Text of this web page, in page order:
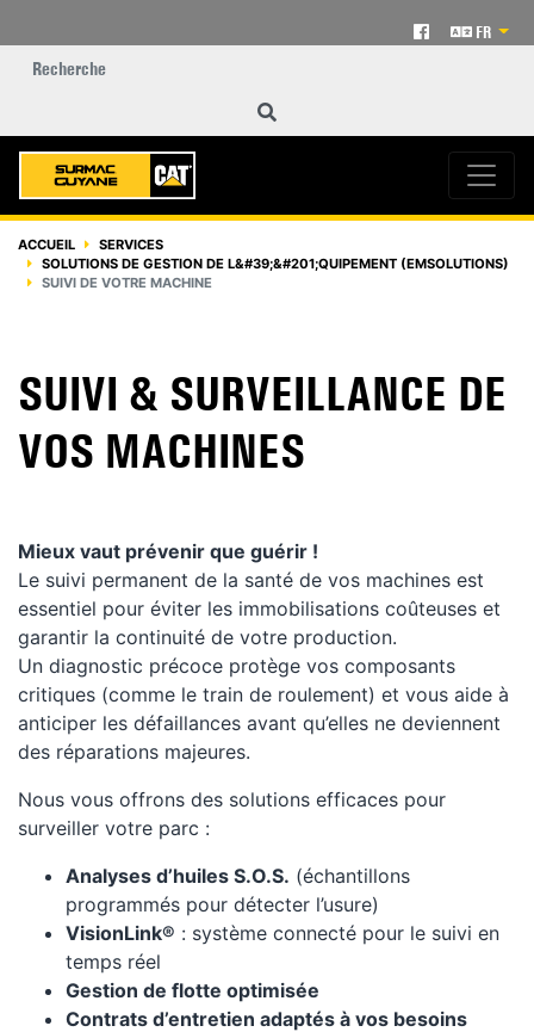
FR
ACCUEIL
SERVICES
SOLUTIONS DE GESTION DE L&#39;&#201;QUIPEMENT (EMSOLUTIONS)
SUIVI DE VOTRE MACHINE
SUIVI & SURVEILLANCE DE
VOS MACHINES
Mieux vaut prévenir que guérir !
Le suivi permanent de la santé de vos machines est
essentiel pour éviter les immobilisations coûteuses et
garantir la continuité de votre production.
Un diagnostic précoce protège vos composants
critiques (comme le train de roulement) et vous aide à
anticiper les défaillances avant qu’elles ne deviennent
des réparations majeures.
Nous vous offrons des solutions efficaces pour
surveiller votre parc :
Analyses d’huiles S.O.S. (échantillons
programmés pour détecter l’usure)
VisionLink® : système connecté pour le suivi en
temps réel
Gestion de flotte optimisée
Contrats d’entretien adaptés à vos besoins